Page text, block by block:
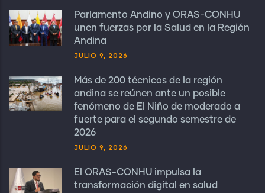
Parlamento Andino y ORAS-CONHU
unen fuerzas por la Salud en la Región
Andina
JULIO 9, 2026
Más de 200 técnicos de la región
andina se reúnen ante un posible
fenómeno de El Niño de moderado a
fuerte para el segundo semestre de
2026
JULIO 9, 2026
El ORAS-CONHU impulsa la
transformación digital en salud